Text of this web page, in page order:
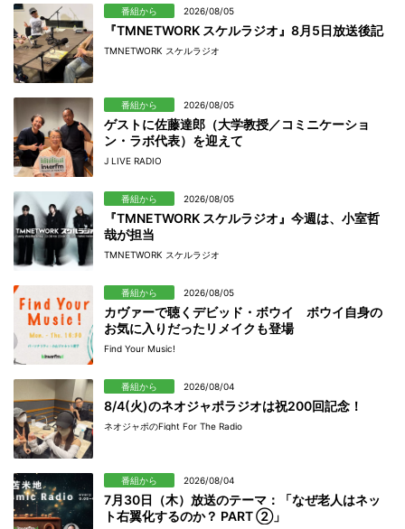
番組から 2026/08/05
『TMNETWORK スケルラジオ』8月5日放送後記
TMNETWORK スケルラジオ
番組から 2026/08/05
ゲストに佐藤達郎（大学教授／コミニケーショ
ン・ラボ代表）を迎えて
J LIVE RADIO
番組から 2026/08/05
『TMNETWORK スケルラジオ』今週は、小室哲
哉が担当
TMNETWORK スケルラジオ
番組から 2026/08/05
カヴァーで聴くデビッド・ボウイ ボウイ自身の
お気に入りだったリメイクも登場
Find Your Music!
番組から 2026/08/04
8/4(火)のネオジャポラジオは祝200回記念！
ネオジャポのFight For The Radio
番組から 2026/08/04
7月30日（木）放送のテーマ：「なぜ老人はネッ
ト右翼化するのか？ PART ②」